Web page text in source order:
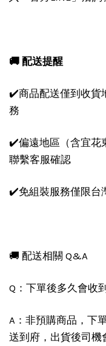
🚚 配送提醒
✔️商品配送僅到收貨
務
✔️偏遠地區（含宜花
聯繫客服確認
✔️免組裝服務僅限台
🚚 配送相關 Q&A
Q：下單後多久會收
A：非預購商品，下
送到府，出貨後司機